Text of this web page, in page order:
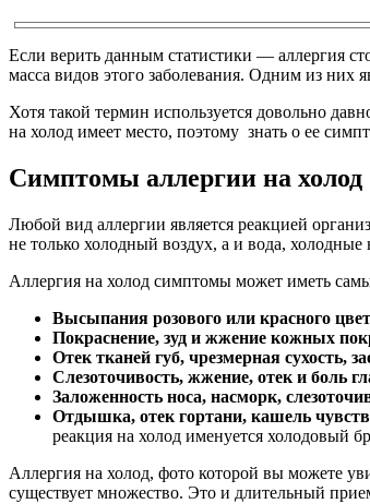
Если верить данным статистики — аллергия
масса видов этого заболевания. Одним из них
Хотя такой термин используется довольно
на холод имеет место, поэтому знать о ее
Симптомы аллергии на холод
Любой вид аллергии является реакцией
не только холодный воздух, а и вода,
Аллергия на холод симптомы может иметь
Высыпания розового или красного
Покраснение, зуд и жжение кожных
Отек тканей губ, чрезмерная сухость,
Слезоточивость, жжение, отек и боль
Заложенность носа, насморк,
Отдышка, отек гортани, кашель
реакция на холод именуется холодовый
Аллергия на холод, фото которой вы можете
существует множество. Это и длительный